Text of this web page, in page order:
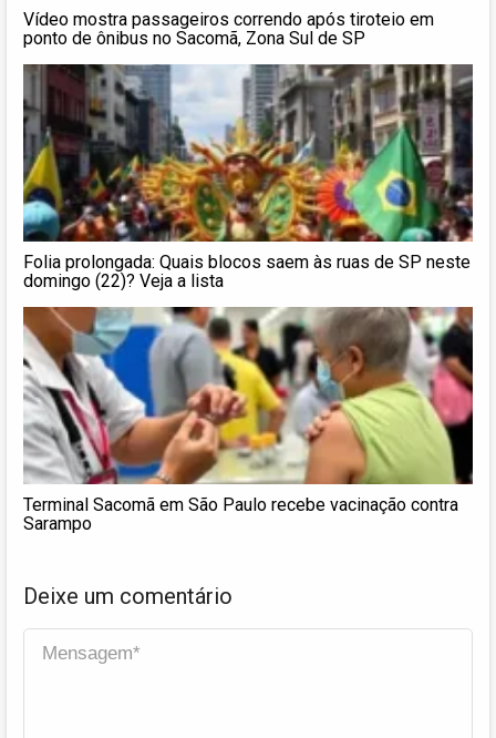
Vídeo mostra passageiros correndo após tiroteio em
ponto de ônibus no Sacomã, Zona Sul de SP
Folia prolongada: Quais blocos saem às ruas de SP neste
domingo (22)? Veja a lista
Terminal Sacomã em São Paulo recebe vacinação contra
Sarampo
Deixe um comentário